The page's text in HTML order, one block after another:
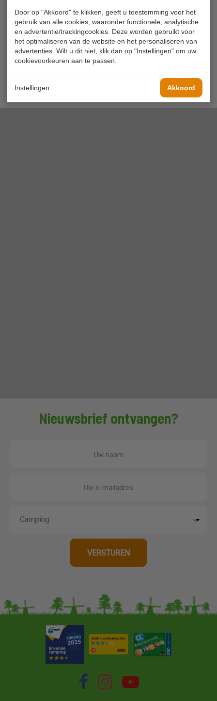
Door op "Akkoord" te klikken, geeft u toestemming voor het
gebruik van alle cookies, waaronder functionele, analytische
en advertentie/trackingcookies. Deze worden gebruikt voor
het optimaliseren van de website en het personaliseren van
advertenties. Wilt u dit niet, klik dan op "Instellingen" om uw
cookievoorkeuren aan te passen.
Instellingen Akkoord
Nieuwsbrief ontvangen?
Uw naam
Uw e-mailadres